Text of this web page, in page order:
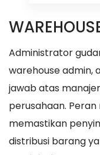
Administrator
warehouse admin,
jawab atas
perusahaan.
memastikan
distribusi barang